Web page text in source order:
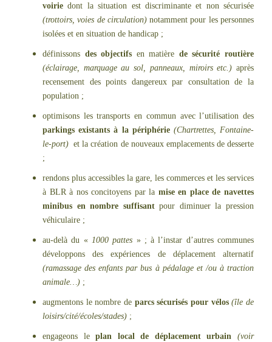
voirie dont la situation est discriminante et non sécurisée
(trottoirs, voies de circulation)notamment pour les personnes
isolées et en situation de handicap ;
définissons des objectifs en matière de sécurité routière
(éclairage, marquage au sol, panneaux, miroirs etc.) après
recensement des points dangereux par consultation de la
population ;
optimisons les transports en commun avec l’utilisation des
parkings existants à la périphérie (Chartrettes, Fontaine-
le-port) et la création de nouveaux emplacements de desserte
;
rendons plus accessibles la gare, les commerces et les services
à BLR à nos concitoyens par la mise en place de navettes
minibus en nombre suffisantpour diminuer la pression
véhiculaire ;
au-delà du «1000 pattes » ; à l’instar d’autres communes
développons des expériences de déplacement alternatif
(ramassage des enfants par bus à pédalage et /ou à traction
animale…) ;
augmentons le nombre de parcs sécurisés pour vélos(île de
loisirs/cité/écoles/stades) ;
engageons leplan local de déplacement urbain(voir